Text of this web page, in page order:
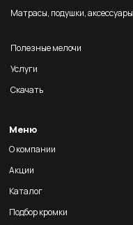
Матрасы, подушки, аксессуары
Полезные мелочи
Услуги
Скачать
Меню
О компании
Акции
Каталог
Подбор кромки